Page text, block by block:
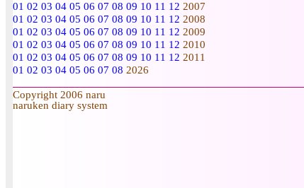
01 02 03 04 05 06 07 08 09 10 11 12 2007
01 02 03 04 05 06 07 08 09 10 11 12 2008
01 02 03 04 05 06 07 08 09 10 11 12 2009
01 02 03 04 05 06 07 08 09 10 11 12 2010
01 02 03 04 05 06 07 08 09 10 11 12 2011
01 02 03 04 05 06 07 08 2026
Copyright 2006 naru
naruken diary system